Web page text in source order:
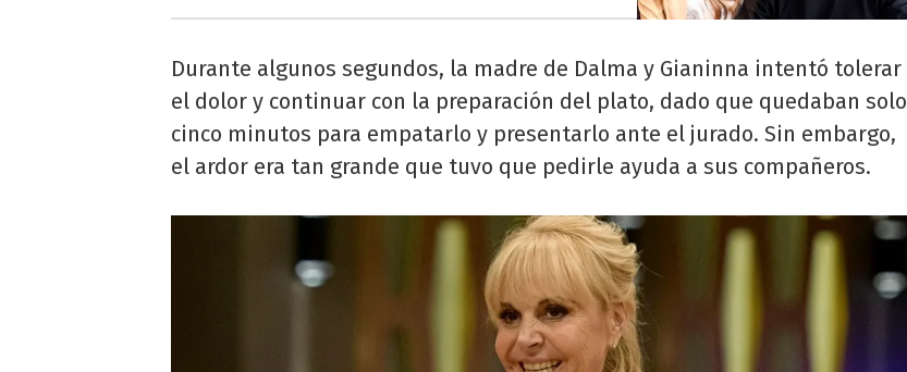
Durante algunos segundos, la madre de Dalma y Gianinna intentó tolerar
el dolor y continuar con la preparación del plato, dado que quedaban solo
cinco minutos para empatarlo y presentarlo ante el jurado. Sin embargo,
el ardor era tan grande que tuvo que pedirle ayuda a sus compañeros.